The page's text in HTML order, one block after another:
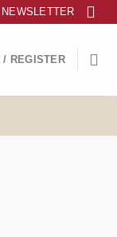
NEWSLETTER
/ REGISTER